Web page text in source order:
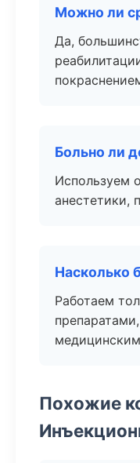
Можно ли
Да,
Больно ли
Используем
анестетики,
Насколько
Работаем
Похожие